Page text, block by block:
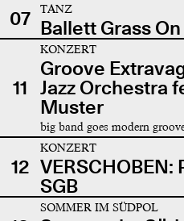
07
TANZ
Ballett Grass
11
KONZERT
Groove
Jazz Orchestra
Muster
big band goes modern
12
KONZERT
VERSCHOBEN:
SGB
SOMMER IM SÜDPOL